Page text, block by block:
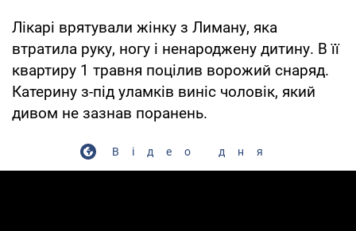
Лікарі врятували жінку з Лиману, яка
втратила руку, ногу і ненароджену дитину. В її
квартиру 1 травня поцілив ворожий снаряд.
Катерину з-під уламків виніс чоловік, який
дивом не зазнав поранень.
Відео дня